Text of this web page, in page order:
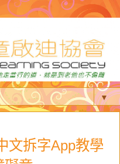
▼
文拆字App教學